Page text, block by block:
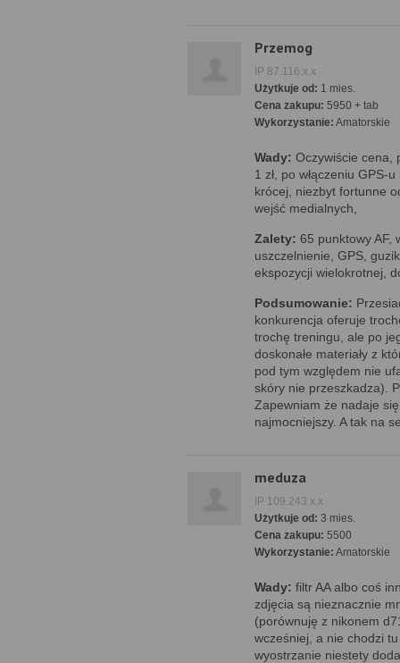
Przemog
IP 87.116.x.x
Użytkuje od: 1 mies.
Cena zakupu: 5950 + tab
Wykorzystanie: Amatorskie
Wady: Oczywiście cena,
1 zł, po włączeniu GPS-
krócej, niezbyt fortunne
wejść medialnych,
Zalety: 65 punktowy AF,
uszczelnienie, GPS,
ekspozycji wielokrotnej,
Podsumowanie:
konkurencja oferuje
trochę treningu, ale po
doskonałe materiały z
pod tym względem nie
skóry nie przeszkadza).
Zapewniam że nadaje
najmocniejszy. A tak na
meduza
IP 109.243.x.x
Użytkuje od: 3 mies.
Cena zakupu: 5500
Wykorzystanie: Amatorskie
Wady: filtr AA albo coś
zdjęcia są nieznacznie
(porównuję z nikonem
wcześniej, a nie chodzi
wyostrzanie niestety